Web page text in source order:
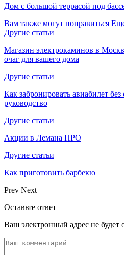
Дом с большой террасой под
Вам также могут понравиться
Другие статьи
Магазин электрокаминов в
очаг для вашего дома
Другие статьи
Как забронировать авиабилет
руководство
Другие статьи
Акции в Лемана ПРО
Другие статьи
Как приготовить барбекю
Prev Next
Оставьте ответ
Ваш электронный адрес не будет